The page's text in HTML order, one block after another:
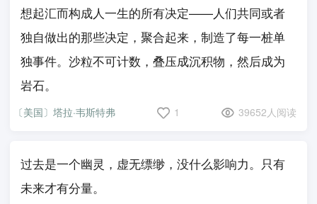
想起汇而构成人一生的所有决定——人们共同或者
独自做出的那些决定，聚合起来，制造了每一桩单
独事件。沙粒不可计数，叠压成沉积物，然后成为
岩石。
〔美国〕塔拉·韦斯特弗 1 39652人阅读
过去是一个幽灵，虚无缥缈，没什么影响力。只有
未来才有分量。